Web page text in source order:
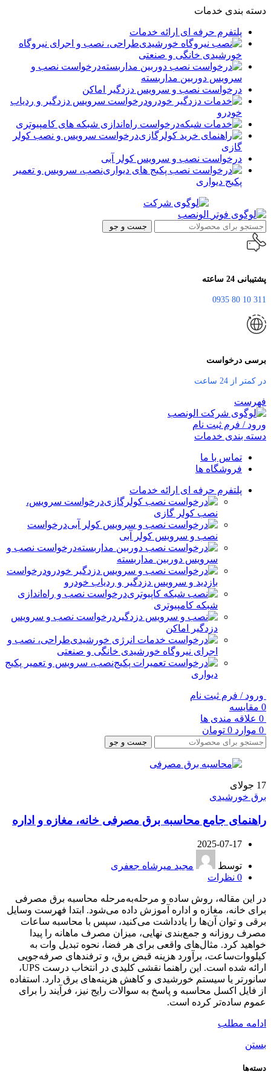
دسته بندی خدمات
پلتفرم حرفه ای ارائه خدمات
طراحی، نصب و اجرای نیروگاه
خورشیدی خانگی و صنعتی
درخواست نصب و
سرویس دوربین مداربسته
درخواست نصب و سرویس دزدگیر اماکن
درخواست سرویس دزدگیر و ردیاب
خودرو
درخواست راه‌اندازی شبکه های کامپیوتری
درخواست سرویس و نصب کولر
گازی
درخواست نصب و سرویس کولر آبی
نصب، سرویس و تعمیر
پکیج دیواری
جست و جو
پشتیبانی 24 ساعته
311 10 80 0935
برسی درخواست
در کمتر از 24 ساعت
فهرست
ورود / فرم ثبت نام
دسته بندی خدمات
تماس با ما
فروشگاه ها
پلتفرم حرفه ای ارائه خدمات
درخواست سرویس،
نصب کولر گازی
درخواست
نصب و سرویس کولر آبی
درخواست نصب و
سرویس دوربین مداربسته
درخواست
بازدید و سرویس دزدگیر و ردیاب خودرو
درخواست نصب و راه‌اندازی
شبکه کامپیوتری
درخواست نصب و سرویس
دزدگیر اماکن
طراحی، نصب و
اجرای نیروگاه خورشیدی خانگی و صنعتی
نصب، سرویس و تعمیر پکیج
دیواری
ورود / فرم ثبت نام
0 مقایسه
0 علاقه مندی ها
0 موارد 0 تومان
جست و جو
17 جولای
برق خورشیدی
راهنمای جامع محاسبه برق مصرفی خانه، مغازه و اداره
2025-07-17
توسط
مجید میرشاه جعفری
0 نظرات
در این مقاله، روش ساده و مرحله‌به‌مرحله محاسبه برق مصرفی
برای خانه، مغازه و اداره آموزش داده می‌شود. ابتدا فهرست وسایل
برقی و توان آن‌ها را یادداشت می‌کنید، سپس با محاسبه ساعات
مصرف روزانه و جمع‌بندی نهایی، میزان مصرف ماهانه را پیدا
خواهید کرد. مثال‌های واقعی برای هر فضا، نحوه تبدیل وات به
کیلووات‌ساعت، برآورد هزینه قبض برق، و ترفندهای صرفه‌جویی
ارائه شده است. این راهنما نقشی کلیدی در انتخاب درست UPS،
سانورتر یا سیستم خورشیدی و کاهش هزینه‌های برق دارد. استفاده
از فایل اکسل محاسبه و پاسخ به سوالات رایج نیز، فرآیند را برای
عموم ساده‌تر کرده است.
ادامه مطلب
بستن
دسته‌ها